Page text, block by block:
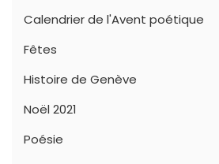
Calendrier de l'Avent poétique
Fêtes
Histoire de Genève
Noël 2021
Poésie